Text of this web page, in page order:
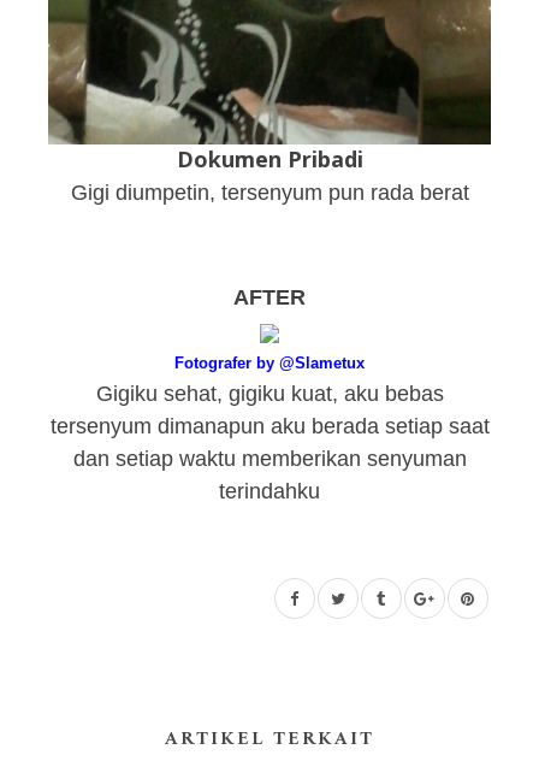
Dokumen Pribadi
Gigi diumpetin, tersenyum pun rada berat
AFTER
Fotografer by @Slametux
Gigiku sehat, gigiku kuat, aku bebas
tersenyum dimanapun aku berada setiap saat
dan setiap waktu memberikan senyuman
terindahku
ARTIKEL TERKAIT